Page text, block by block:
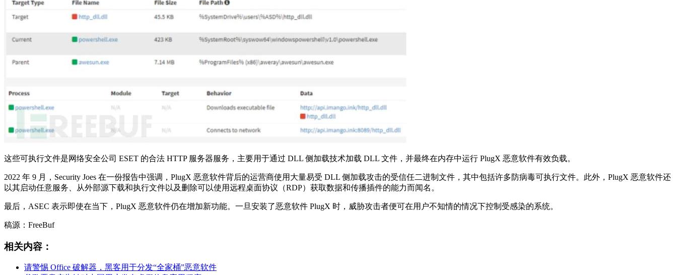
这些可执行文件是网络安全公司 ESET 的合法 HTTP 服务器服务，主要用于通过 DLL 侧加载技术加载 DLL 文件，并最终在内存中运行 PlugX 恶意软件有效负载。
2022 年 9 月，Security Joes 在一份报告中强调，PlugX 恶意软件背后的运营商使用大量易受 DLL 侧加载攻击的受信任二进制文件，其中包括许多防病毒可执行文件。此外，PlugX 恶意软件还
以其启动任意服务、从外部源下载和执行文件以及删除可以使用远程桌面协议（RDP）获取数据和传播插件的能力而闻名。
最后，ASEC 表示即使在当下，PlugX 恶意软件仍在增加新功能。一旦安装了恶意软件 PlugX 时，威胁攻击者便可在用户不知情的情况下控制受感染的系统。
稿源：FreeBuf
相关内容：
请警惕 Office 破解器，黑客用于分发“全家桶”恶意软件